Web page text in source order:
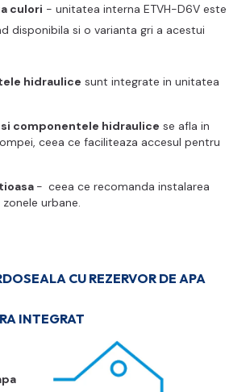
culori - unitatea interna ETVH-D6V este
disponibila si o varianta gri a acestui
hidraulice sunt integrate in unitatea
componentele hidraulice se afla in
ceea ce faciliteaza accesul pentru
- ceea ce recomanda instalarea
urbane.
CU REZERVOR DE APA
INTEGRAT